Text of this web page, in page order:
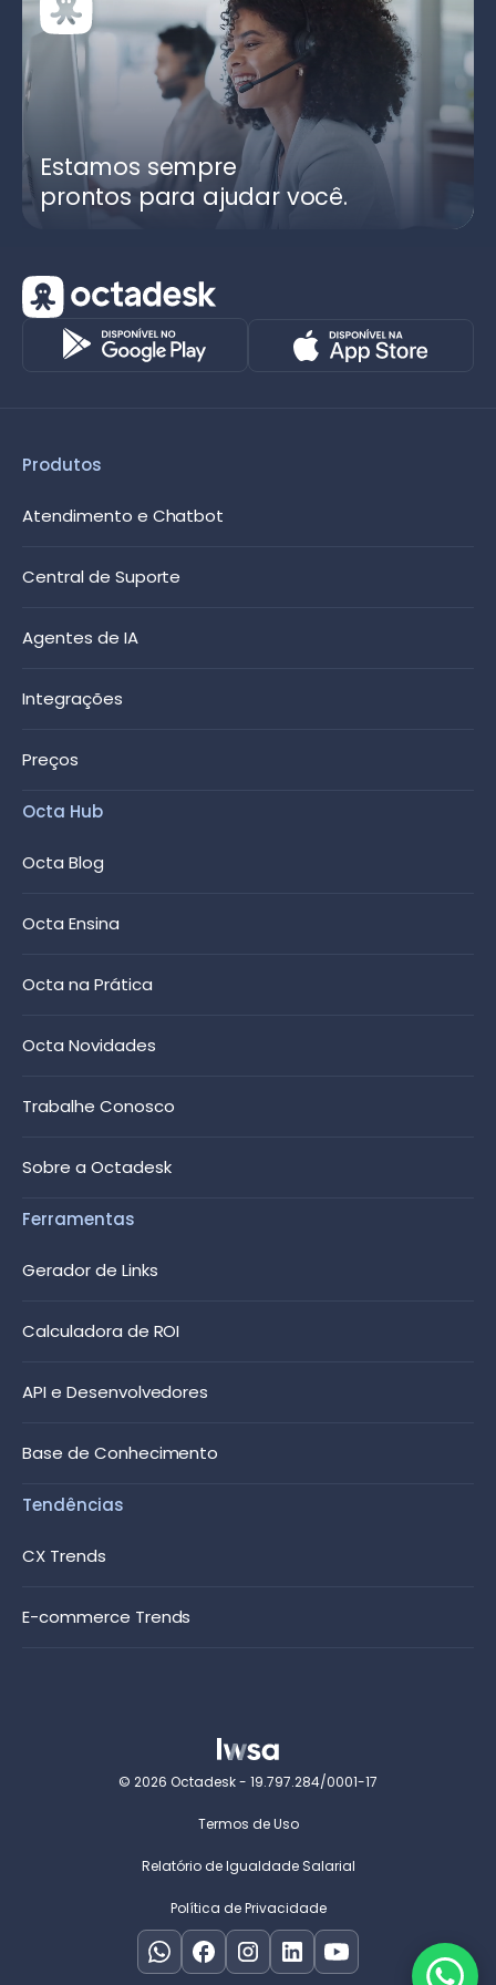
Estamos sempre
prontos para ajudar você.
Produtos
Atendimento e Chatbot
Central de Suporte
Agentes de IA
Integrações
Preços
Octa Hub
Octa Blog
Octa Ensina
Octa na Prática
Octa Novidades
Trabalhe Conosco
Sobre a Octadesk
Ferramentas
Gerador de Links
Calculadora de ROI
API e Desenvolvedores
Base de Conhecimento
Tendências
CX Trends
E-commerce Trends
© 2026 Octadesk - 19.797.284/0001-17
Termos de Uso
Relatório de Igualdade Salarial
Política de Privacidade